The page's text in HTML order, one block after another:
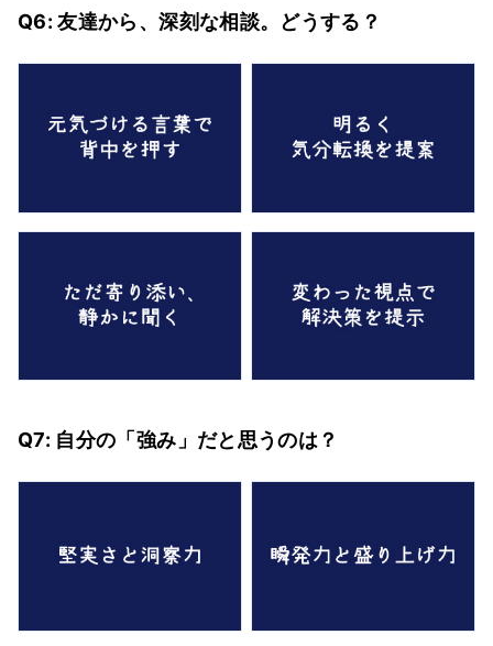
Q6: 友達から、深刻な相談。どうする？
Q7: 自分の「強み」だと思うのは？